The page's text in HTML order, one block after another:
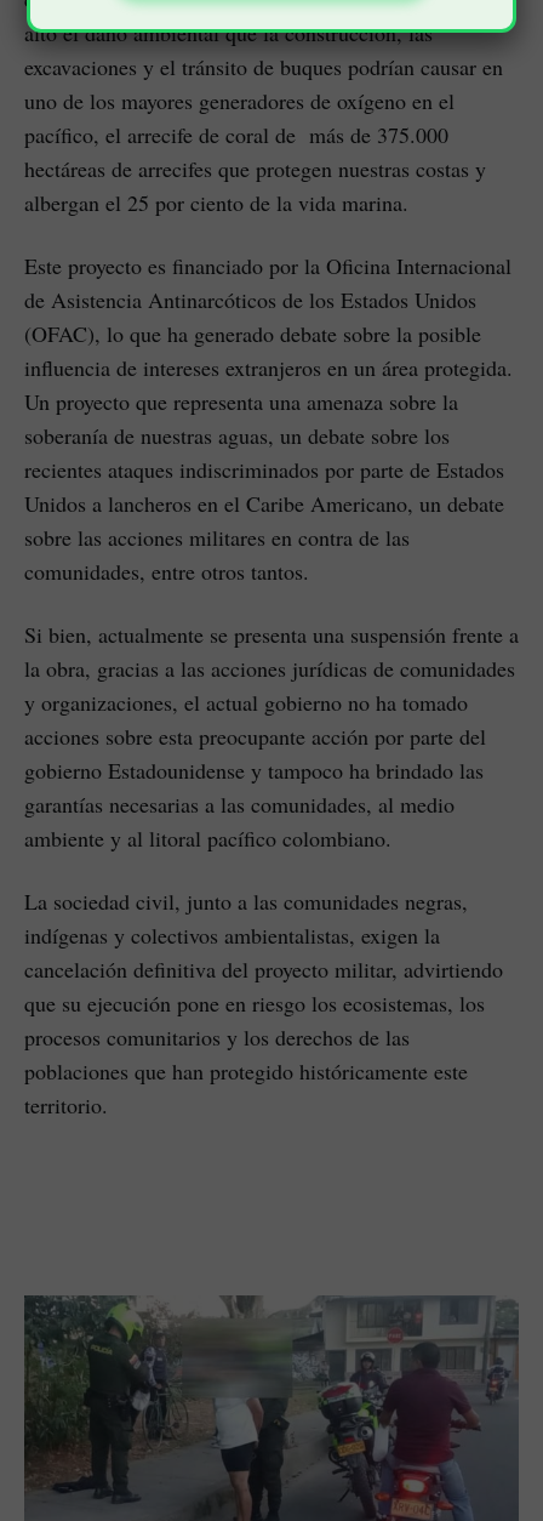
alto el daño ambiental que la construcción, las
excavaciones y el tránsito de buques podrían causar en
uno de los mayores generadores de oxígeno en el
pacífico, el arrecife de coral de más de 375.000
hectáreas de arrecifes que protegen nuestras costas y
albergan el 25 por ciento de la vida marina.
Este proyecto es financiado por la Oficina Internacional
de Asistencia Antinarcóticos de los Estados Unidos
(OFAC), lo que ha generado debate sobre la posible
influencia de intereses extranjeros en un área protegida.
Un proyecto que representa una amenaza sobre la
soberanía de nuestras aguas, un debate sobre los
recientes ataques indiscriminados por parte de Estados
Unidos a lancheros en el Caribe Americano, un debate
sobre las acciones militares en contra de las
comunidades, entre otros tantos.
Si bien, actualmente se presenta una suspensión frente a
la obra, gracias a las acciones jurídicas de comunidades
y organizaciones, el actual gobierno no ha tomado
acciones sobre esta preocupante acción por parte del
gobierno Estadounidense y tampoco ha brindado las
garantías necesarias a las comunidades, al medio
ambiente y al litoral pacífico colombiano.
La sociedad civil, junto a las comunidades negras,
indígenas y colectivos ambientalistas, exigen la
cancelación definitiva del proyecto militar, advirtiendo
que su ejecución pone en riesgo los ecosistemas, los
procesos comunitarios y los derechos de las
poblaciones que han protegido históricamente este
territorio.